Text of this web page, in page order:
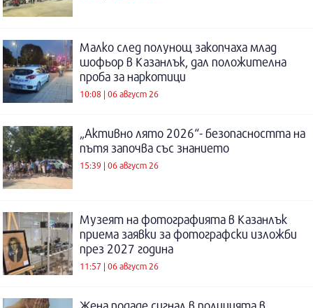
Малко след полунощ закопчаха млад
шофьор в Казанлък, дал положителна
проба за наркотици
10:08 | 06 август 26
„Активно лято 2026“- безопасността на
пътя започва със знанието
15:39 | 06 август 26
Музеят на фотографията в Казанлък
приема заявки за фотографски изложби
през 2027 година
11:57 | 06 август 26